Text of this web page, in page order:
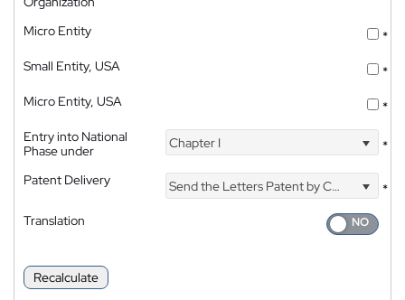
Micro Entity
*
Small Entity, USA
*
Micro Entity, USA
*
Entry into National
Phase under
Chapter I *
Patent Delivery Send the Letters Patent by Courier
*
Translation
Recalculate